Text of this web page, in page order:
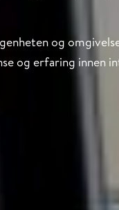
og
og erfaring innen